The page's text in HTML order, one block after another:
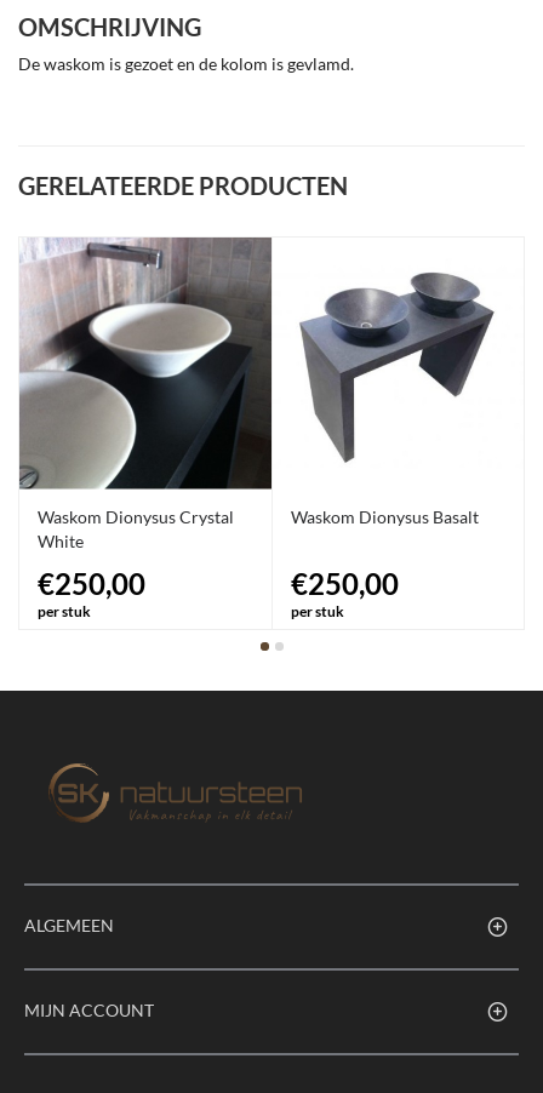
OMSCHRIJVING
De waskom is gezoet en de kolom is gevlamd.
GERELATEERDE PRODUCTEN
Waskom Dionysus Crystal
White
€250,00
per stuk
Waskom Dionysus Basalt
€250,00
per stuk
ALGEMEEN
MIJN ACCOUNT